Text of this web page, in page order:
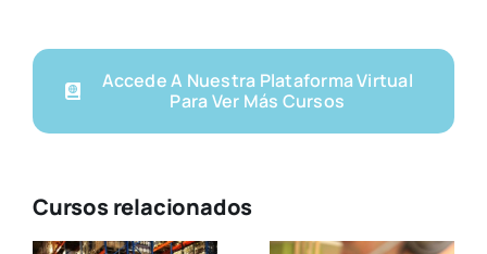
Accede A Nuestra Plataforma Virtual
Para Ver Más Cursos
Cursos relacionados